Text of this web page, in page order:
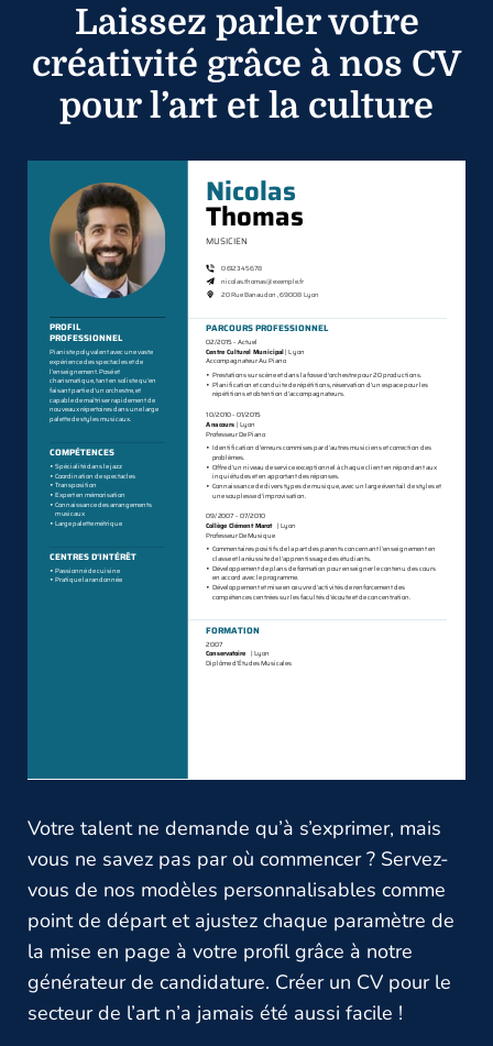
Laissez parler votre
créativité grâce à nos CV
pour l’art et la culture
Votre talent ne demande qu’à s’exprimer, mais
vous ne savez pas par où commencer ? Servez-
vous de nos modèles personnalisables comme
point de départ et ajustez chaque paramètre de
la mise en page à votre profil grâce à notre
générateur de candidature. Créer un CV pour le
secteur de l’art n’a jamais été aussi facile !